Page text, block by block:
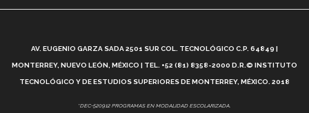
¿Cómo es el Modelo Educativo Tec? (video)
Vida Tec: Feminismo e Inteligencia Artificial, Paola
AV. EUGENIO GARZA SADA 2501 SUR COL. TECNOLÓGICO C.P. 64849 |
MONTERREY, NUEVO LEÓN, MÉXICO | TEL. +52 (81) 8358-2000 D.R.© INSTITUTO
TECNOLÓGICO Y DE ESTUDIOS SUPERIORES DE MONTERREY, MÉXICO. 2018
*DEC-520912 PROGRAMAS EN MODALIDAD ESCOLARIZADA.